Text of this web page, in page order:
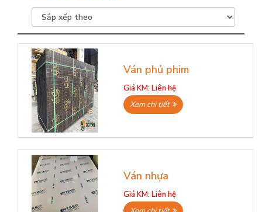
Ván phủ phim
Giá KM: Liên hệ
Xem chi tiết
Ván nhựa
Giá KM: Liên hệ